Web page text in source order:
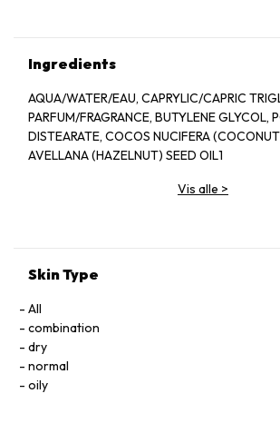
Ingredients
AQUA/WATER/EAU, CAPRYLIC/CAPRIC
PARFUM/FRAGRANCE, BUTYLENE GLYCOL,
DISTEARATE, COCOS NUCIFERA
AVELLANA (HAZELNUT) SEED OIL1
Vis alle >
Skin Type
All
combination
dry
normal
oily